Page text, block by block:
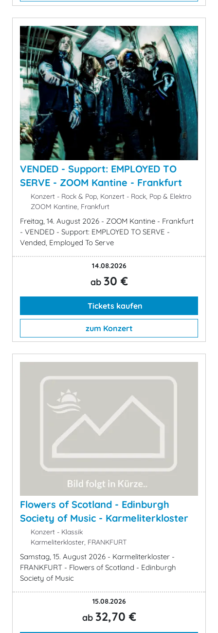
VENDED - Support: EMPLOYED TO
SERVE - ZOOM Kantine - Frankfurt
Konzert - Rock & Pop, Konzert - Rock, Pop & Elektro
ZOOM Kantine, Frankfurt
Freitag, 14. August 2026 - ZOOM Kantine - Frankfurt
- VENDED - Support: EMPLOYED TO SERVE -
Vended, Employed To Serve
14.08.2026
ab 30 €
Tickets kaufen
zum Konzert
Flowers of Scotland - Edinburgh
Society of Music - Karmeliterkloster
Konzert - Klassik
Karmeliterkloster, FRANKFURT
Samstag, 15. August 2026 - Karmeliterkloster -
FRANKFURT - Flowers of Scotland - Edinburgh
Society of Music
15.08.2026
ab 32,70 €